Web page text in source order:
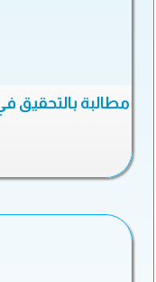
مطالبة بالتحقيق